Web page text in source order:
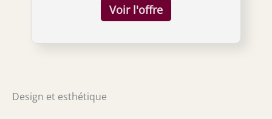
capacité de 48 litres et est livré avec 2
étagères amovibles qui peuvent répondre à
15 °C】La molette de contrôle de
Design et esthétique